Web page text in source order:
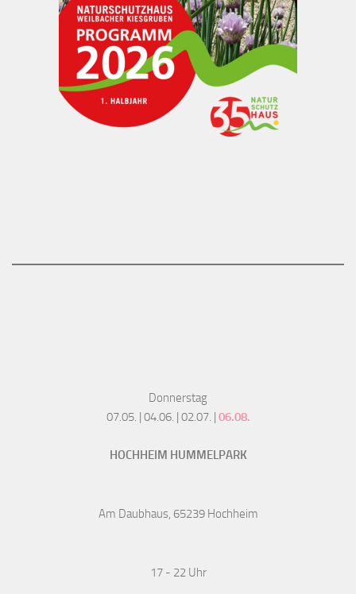
Donnerstag
07.05. | 04.06. | 02.07. | 06.08.
HOCHHEIM HUMMELPARK
Am Daubhaus, 65239 Hochheim
17 - 22 Uhr